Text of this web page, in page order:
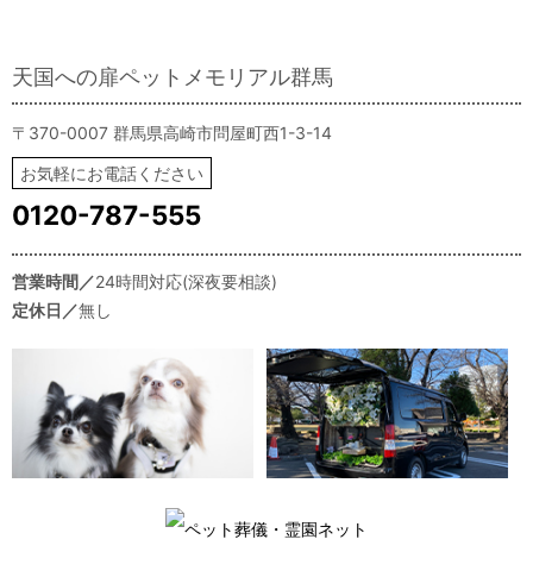
天国への扉ペットメモリアル群馬
〒370-0007 群馬県高崎市問屋町西1-3-14
お気軽にお電話ください
0120-787-555
営業時間／24時間対応(深夜要相談)
定休日／無し